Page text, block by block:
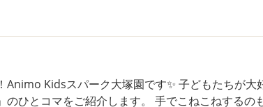
ところかな？」という方も、ぜひお気軽に見学や
公式アカウントも是
い🥰 系列園のAnimo Kids池袋園も昨年オープンし
会いできる日を、心よりお待ちしております🤗
ちもピタッと動きを止めて様子を窺います。その
だ」で遊んでいるかのよう！ あと少しで届きそう……
る追いかけっこが始まりました。 鳩の動きに一喜一憂
園中をたくさん走って、大満足のお散歩になりました
当園では、未
Animo Kidsスパーク大塚園です✨ 子どもたちが大
マをご紹介します。 手でこねこねするのも楽しいけ